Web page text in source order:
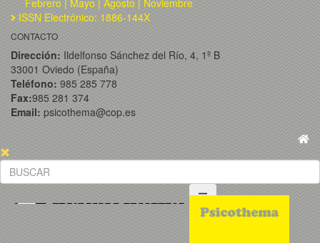
Febrero | Mayo | Agosto | Noviembre
ISSN Electrónico: 1886-144X
CONTACTO
Dirección: Ildelfonso Sánchez del Río, 4, 1º B
33001 Oviedo (España)
Teléfono: 985 285 778
Fax:985 281 374
Email: psicothema@cop.es